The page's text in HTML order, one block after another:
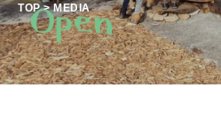
TOP > MEDIA